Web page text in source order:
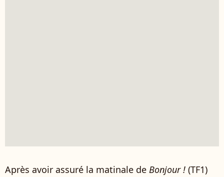
Après avoir assuré la matinale de Bonjour ! (TF1)